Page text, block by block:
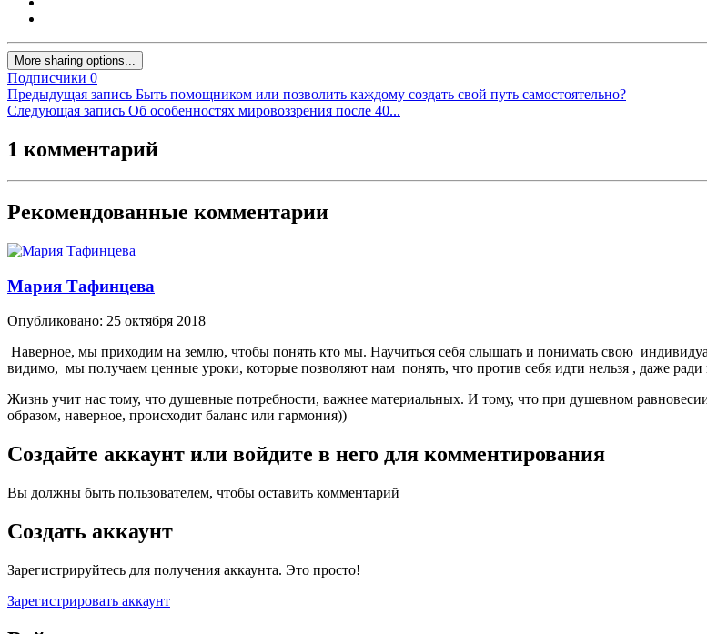
More sharing options...
Подписчики 0
Предыдущая запись Быть помощником или позволить каждому создать свой путь самостоятельно?
Следующая запись Об особенностях мировоззрения после 40...
1 комментарий
Рекомендованные комментарии
Мария Тафинцева
Опубликовано: 25 октября 2018
Наверное, мы приходим на землю, чтобы понять кто мы. Научиться себя слышать и понимать свою
видимо, мы получаем ценные уроки, которые позволяют нам понять, что против себя идти нельзя , даже
Жизнь учит нас тому, что душевные потребности, важнее материальных. И тому, что при душевном
образом, наверное, происходит баланс или гармония))
Создайте аккаунт или войдите в него для комментирования
Вы должны быть пользователем, чтобы оставить комментарий
Создать аккаунт
Зарегистрируйтесь для получения аккаунта. Это просто!
Зарегистрировать аккаунт